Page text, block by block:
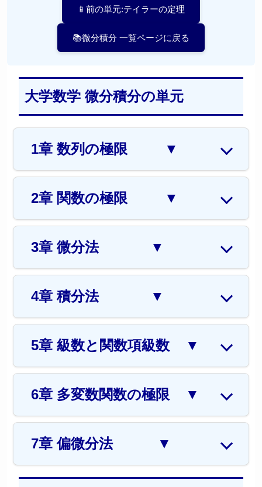
📱前の単元:テイラーの定理
📚微分積分 一覧ページに戻る
大学数学 微分積分の単元
1章 数列の極限 ▼
2章 関数の極限 ▼
3章 微分法 ▼
4章 積分法 ▼
5章 級数と関数項級数 ▼
6章 多変数関数の極限 ▼
7章 偏微分法 ▼